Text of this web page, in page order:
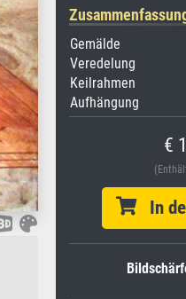
Gemälde
Veredelung
Keilrahmen
Aufhängung
€
In